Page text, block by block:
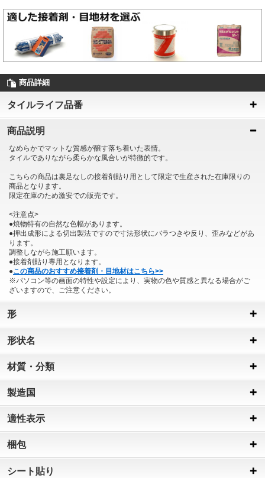
商品詳細
タイルライフ品番
商品説明
なめらかでマットな質感が醸す落ち着いた表情。
タイルでありながら柔らかな風合いが特徴的です。
こちらの商品は裏足なしの接着剤貼り用として限定で生産された在庫限りの
商品となります。
限定在庫のため激安での販売です。
<注意点>
●焼物特有の自然な色幅があります。
●押出成形による切出製法ですので寸法形状にバラつきや反り、歪みなどがあ
ります。
調整しながら施工願います。
●接着剤貼り専用となります。
●この商品のおすすめ接着剤・目地材はこちら>>
※パソコン等の画面の特性や設定により、実物の色や質感と異なる場合がご
ざいますので、ご注意ください。
形
形状名
材質・分類
製造国
適性表示
梱包
シート貼り